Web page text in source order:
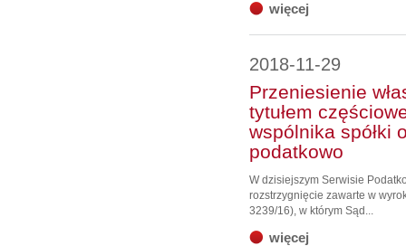
więcej
2018-11-29
Przeniesienie
tytułem
wspólnika spółki
podatkowo
W dzisiejszym Serwisie
rozstrzygnięcie zawarte w
3239/16), w którym Sąd...
więcej